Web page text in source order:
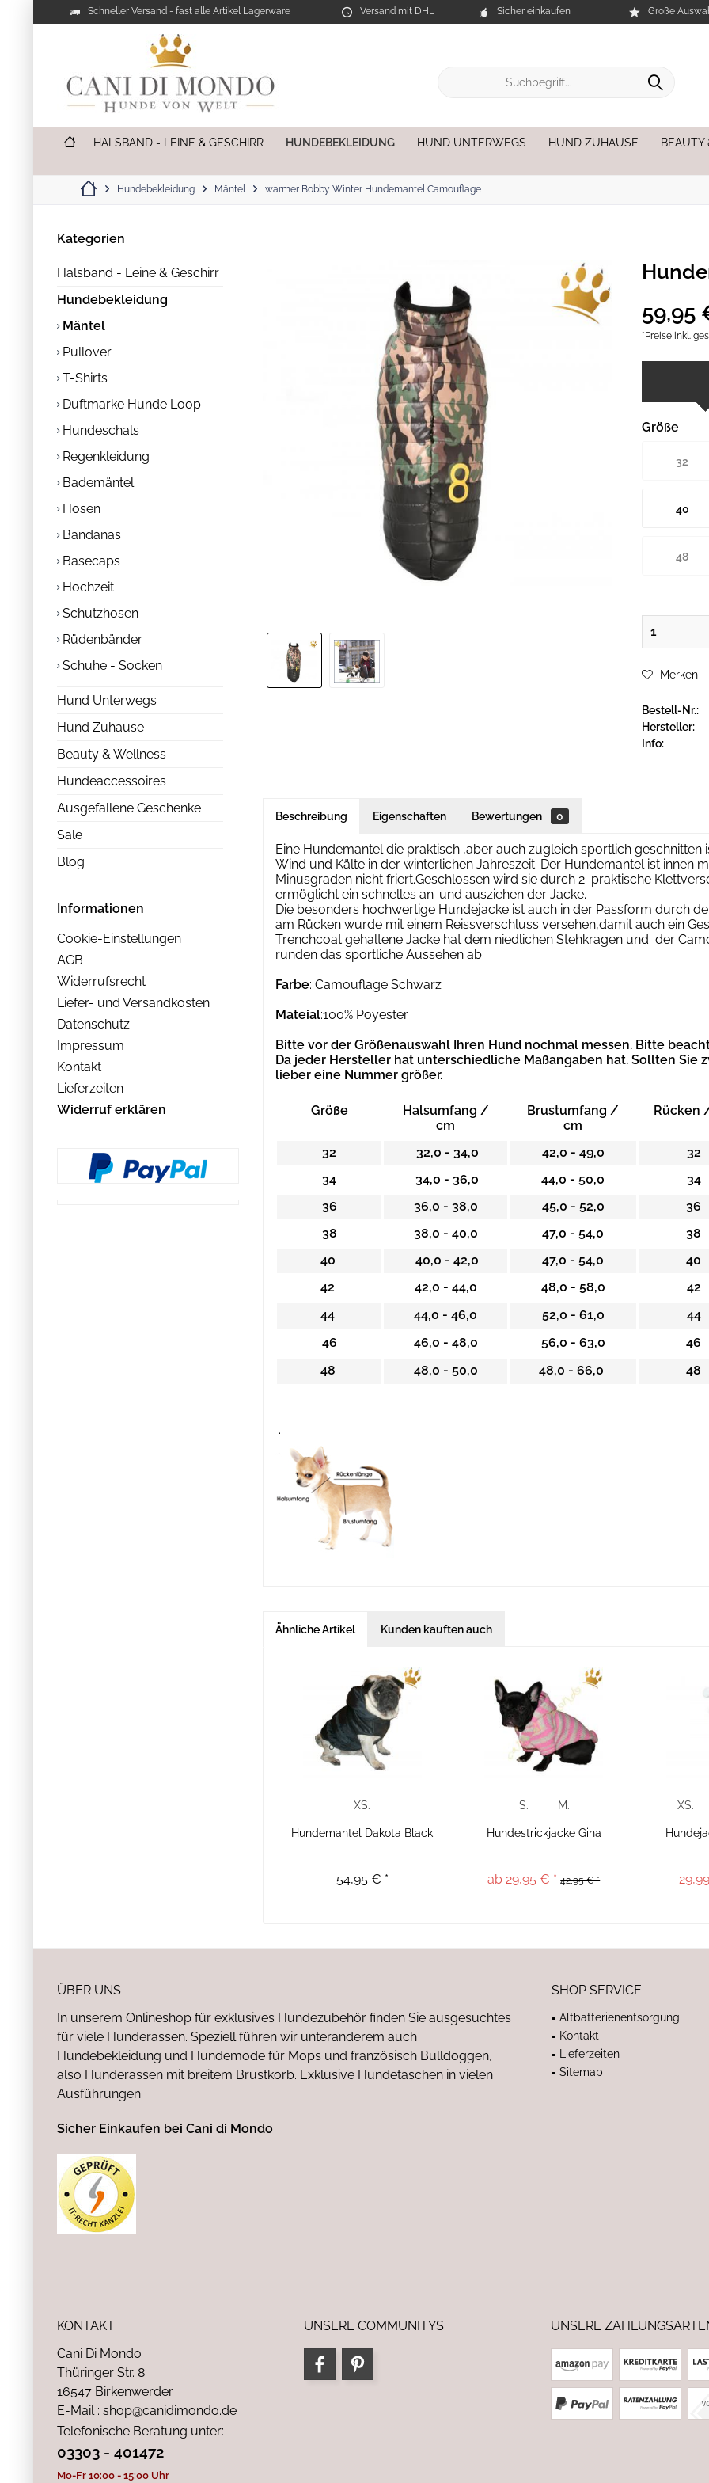
Schneller Versand - fast alle Artikel Lagerware Versand mit DHL Sicher einkaufen Große
HALSBAND - LEINE & GESCHIRR HUNDEBEKLEIDUNG HUND UNTERWEGS HUND ZUHAUSE
Hundebekleidung Mäntel warmer Bobby Winter Hundemantel Camouflage
Kategorien
Halsband - Leine & Geschirr
Hundebekleidung
Mäntel
Pullover
T-Shirts
Duftmarke Hunde Loop
Hundeschals
Regenkleidung
Bademäntel
Hosen
Bandanas
Basecaps
Hochzeit
Schutzhosen
Rüdenbänder
Schuhe - Socken
Hund Unterwegs
Hund Zuhause
Beauty & Wellness
Hundeaccessoires
Ausgefallene Geschenke
Sale
Blog
Informationen
Cookie-Einstellungen
AGB
Widerrufsrecht
Liefer- und Versandkosten
Datenschutz
Impressum
Kontakt
Lieferzeiten
Widerruf erklären
59,95
*Preise inkl.
Größe
32
40
48
Merken
Bestell-Nr.:
Hersteller:
Info:
Beschreibung Eigenschaften Bewertungen 0
Eine Hundemantel die praktisch ,aber auch zugleich sportlich geschnitten
Wind und Kälte in der winterlichen Jahreszeit. Der Hundemantel ist innen
Minusgraden nicht friert.Geschlossen wird sie durch 2 praktische
ermöglicht ein schnelles an-und ausziehen der Jacke.
Die besonders hochwertige Hundejacke ist auch in der Passform durch
am Rücken wurde mit einem Reissverschluss versehen,damit auch ein
Trenchcoat gehaltene Jacke hat dem niedlichen Stehkragen und der
runden das sportliche Aussehen ab.
Farbe: Camouflage Schwarz
Mateial:100% Poyester
Bitte vor der Größenauswahl Ihren Hund nochmal messen. Bitte
Da jeder Hersteller hat unterschiedliche Maßangaben hat. Sollten Sie
lieber eine Nummer größer.
Größe
Halsumfang /
cm
Brustumfang /
cm
Rücken
32 32,0 - 34,0 42,0 - 49,0
32
34
34,0 - 36,0 44,0 - 50,0
34
36
36,0 - 38,0 45,0 - 52,0
36
38
38,0 - 40,0 47,0 - 54,0
38
40
40,0 - 42,0 47,0 - 54,0
40
42
42,0 - 44,0 48,0 - 58,0
42
44
44,0 - 46,0 52,0 - 61,0
44
46
46,0 - 48,0 56,0 - 63,0
46
48
48,0 - 50,0 48,0 - 66,0 48
.
Ähnliche Artikel Kunden kauften auch
XS.
Hundemantel Dakota Black
54,95 € *
S. M.
Hundestrickjacke Gina
ab 29,95 € * 42,95 € *
XS.
ÜBER UNS
In unserem Onlineshop für exklusives Hundezubehör finden Sie ausgesuchtes
für viele Hunderassen. Speziell führen wir unteranderem auch
Hundebekleidung und Hundemode für Mops und französisch Bulldoggen,
also Hunderassen mit breitem Brustkorb. Exklusive Hundetaschen in vielen
Ausführungen
Sicher Einkaufen bei Cani di Mondo
SHOP SERVICE
Altbatterienentsorgung
Kontakt
Lieferzeiten
Sitemap
KONTAKT
Cani Di Mondo
Thüringer Str. 8
16547 Birkenwerder
E-Mail : shop@canidimondo.de
Telefonische Beratung unter:
03303 - 401472
Mo-Fr 10:00 - 15:00 Uhr
UNSERE COMMUNITYS UNSERE